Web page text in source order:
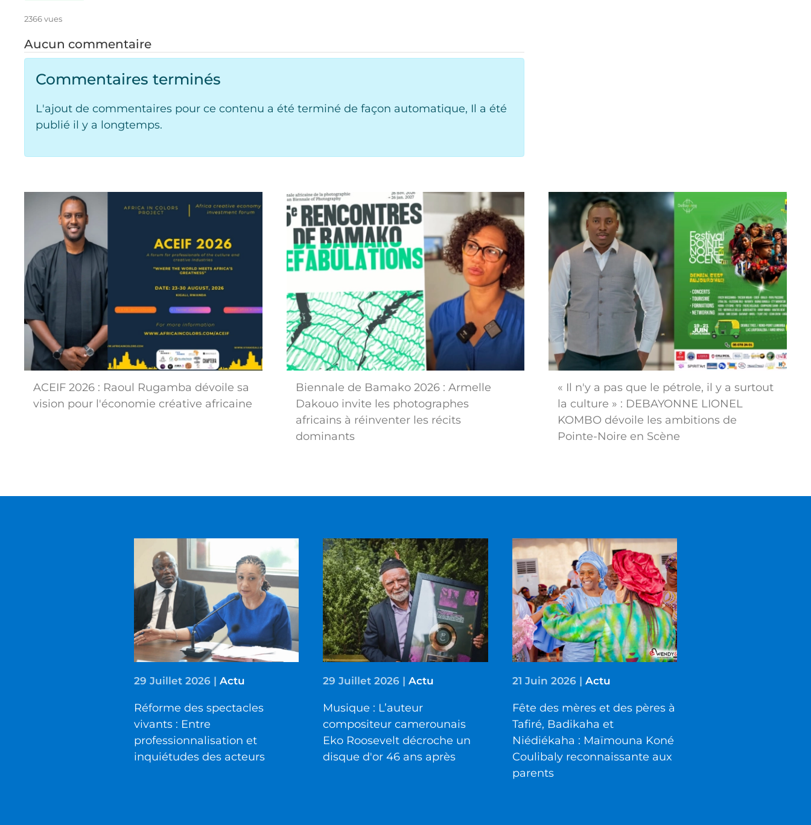
2366 vues
Aucun commentaire
Commentaires terminés
L'ajout de commentaires pour ce contenu a été terminé de façon automatique, Il a été
publié il y a longtemps.
ACEIF 2026 : Raoul Rugamba dévoile sa
vision pour l'économie créative africaine
Biennale de Bamako 2026 : Armelle
Dakouo invite les photographes
africains à réinventer les récits
dominants
« Il n'y a pas que le pétrole, il y a surtout
la culture » : DEBAYONNE LIONEL
KOMBO dévoile les ambitions de
Pointe-Noire en Scène
29 Juillet 2026 | Actu
Réforme des spectacles
vivants : Entre
professionnalisation et
inquiétudes des acteurs
29 Juillet 2026 |Actu
Musique : L’auteur
compositeur camerounais
Eko Roosevelt décroche un
disque d'or 46 ans après
21 Juin 2026| Actu
Fête des mères et des pères à
Tafiré, Badikaha et
Niédiékaha : Maïmouna Koné
Coulibaly reconnaissante aux
parents